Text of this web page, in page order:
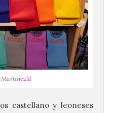
Martínezld
castellano y leoneses